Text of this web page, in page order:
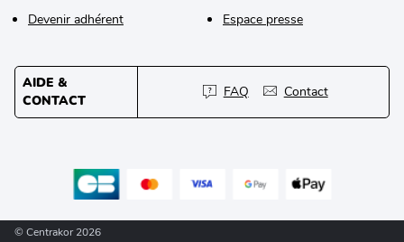
Devenir adhérent
Espace presse
AIDE &
CONTACT
FAQ Contact
© Centrakor 2026